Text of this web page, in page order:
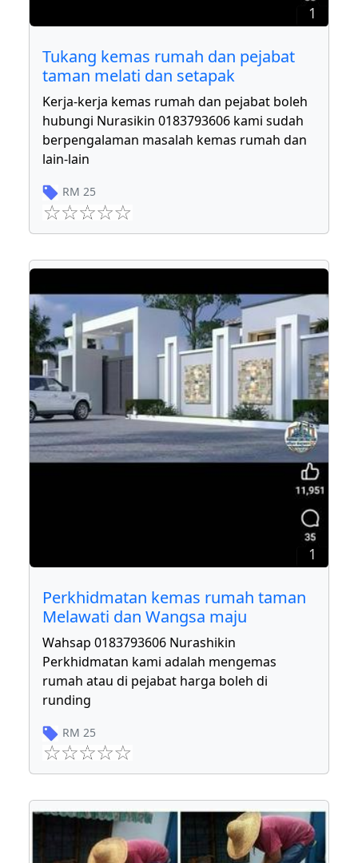
1
Tukang kemas rumah dan pejabat
taman melati dan setapak
Kerja-kerja kemas rumah dan pejabat boleh
hubungi Nurasikin 0183793606 kami sudah
berpengalaman masalah kemas rumah dan
lain-lain
RM 25
1
Perkhidmatan kemas rumah taman
Melawati dan Wangsa maju
Wahsap 0183793606 Nurashikin
Perkhidmatan kami adalah mengemas
rumah atau di pejabat harga boleh di
runding
RM 25